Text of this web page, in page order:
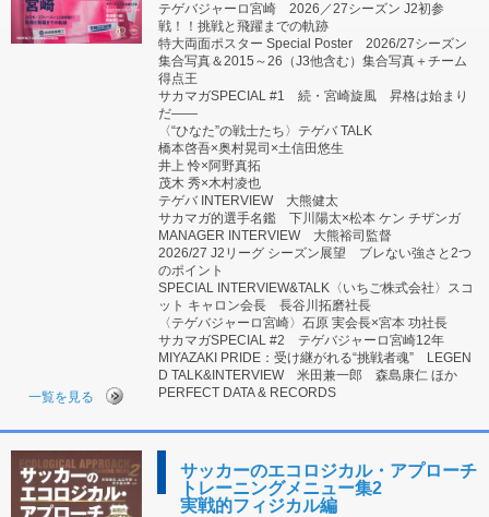
テゲバジャーロ宮崎 2026／27シーズン J2初参
戦！！挑戦と飛躍までの軌跡
特大両面ポスター Special Poster 2026/27シーズン
集合写真＆2015～26（J3他含む）集合写真＋チーム
得点王
サカマガSPECIAL #1 続・宮崎旋風 昇格は始まり
だ――
〈“ひなた”の戦士たち〉テゲバ TALK
橋本啓吾×奥村晃司×土信田悠生
井上 怜×阿野真拓
茂木 秀×木村凌也
テゲバ INTERVIEW 大熊健太
サカマガ的選手名鑑 下川陽太×松本 ケン チザンガ
MANAGER INTERVIEW 大熊裕司監督
2026/27 J2リーグ シーズン展望 ブレない強さと2つ
のポイント
SPECIAL INTERVIEW&TALK〈いちご株式会社〉スコ
ット キャロン会長 長谷川拓磨社長
〈テゲバジャーロ宮崎〉石原 実会長×宮本 功社長
サカマガSPECIAL #2 テゲバジャーロ宮崎12年
MIYAZAKI PRIDE：受け継がれる“挑戦者魂” LEGEN
D TALK&INTERVIEW 米田兼一郎 森島康仁 ほか
PERFECT DATA & RECORDS
一覧を見る
サッカーのエコロジカル・アプローチ
トレーニングメニュー集2
実戦的フィジカル編